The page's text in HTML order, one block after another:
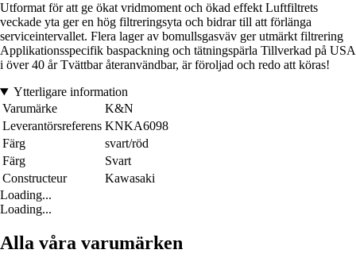
Utformat för att ge ökat vridmoment och ökad effekt Luftfiltrets
veckade yta ger en hög filtreringsyta och bidrar till att förlänga
serviceintervallet. Flera lager av bomullsgasväv ger utmärkt filtrering
Applikationsspecifik baspackning och tätningspärla Tillverkad på USA
i över 40 år Tvättbar återanvändbar, är föroljad och redo att köras!
Ytterligare information
Varumärke
K&N
Leverantörsreferens KNKA6098
Färg
svart/röd
Färg
Svart
Constructeur
Kawasaki
Loading...
Loading...
Alla våra varumärken